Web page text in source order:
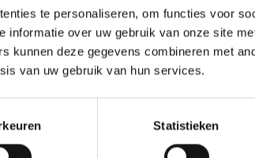
te personaliseren, om functies voor
informatie over uw gebruik van onze site
kunnen deze gegevens combineren met
van uw gebruik van hun services.
Statistieken
aanknopingspunten voor zorg en
voor erfelijke neurocognitieve